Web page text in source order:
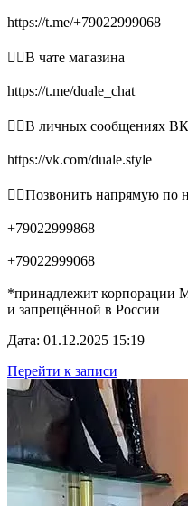
https://t.me/+79022999068
👉🏻В чате магазина
https://t.me/duale_chat
👉🏻В личных сообщениях
https://vk.com/duale.style
👉🏻Позвонить напрямую по
+79022999868
+79022999068
*принадлежит корпорации
и запрещённой в России
Дата: 01.12.2025 15:19
Перейти к записи